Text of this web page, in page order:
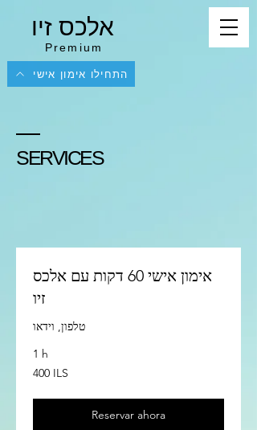
אלכס זיו
Premium
התחילו אימון אישי
SERVICES
אימון אישי 60 דקות עם אלכס
זיו
טלפון, וידאו
1 h
400
nuevos
400 ILS
Reservar ahora